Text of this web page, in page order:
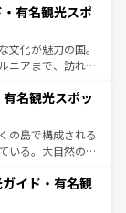
ではのユニークな
町歩きも満喫する
も高いが、旅行
、うまく活用すれ
してほしい。
有名観光スポ
文化が魅力の国。
ニアまで、訪れる
グ、エンターテイ
。一方、アメリカ
ニオンやイエロー
きる。さらに、南
で異なる魅力を楽
じることができ
名観光スポッ
の島で構成される
いる。大自然の神
地といえばオアフ
やカウアイ島が
イド・有名観